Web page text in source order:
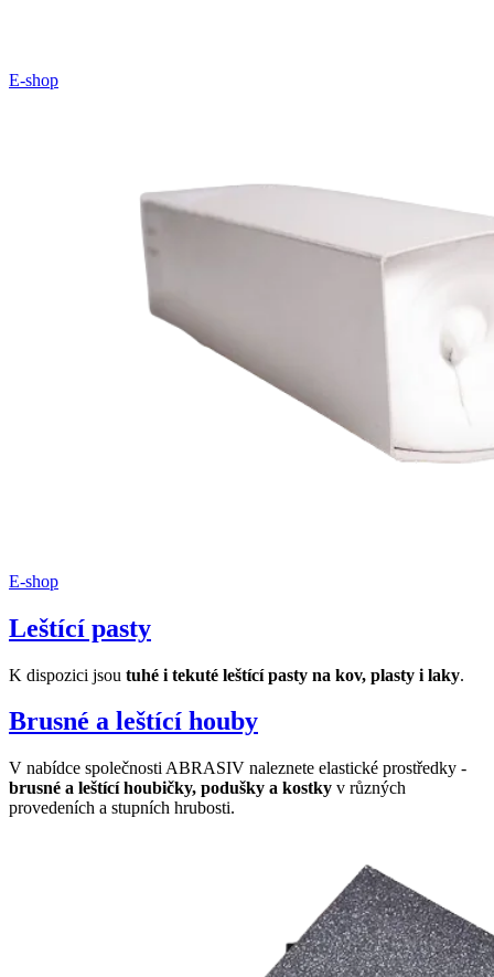
E-shop
E-shop
Leštící pasty
K dispozici jsou tuhé i tekuté leštící pasty na kov, plasty i laky.
Brusné a leštící houby
V nabídce společnosti ABRASIV naleznete elastické prostředky -
brusné a leštící houbičky, podušky a kostky v různých
provedeních a stupních hrubosti.